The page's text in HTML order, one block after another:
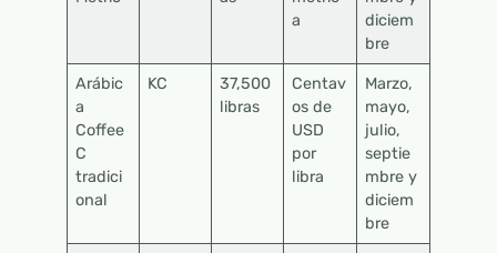
a
diciem
bre
Arábic
a
Coffee
C
tradici
onal
KC
37,500
libras
Centav
os de
USD
por
libra
Marzo,
mayo,
julio,
septie
mbre y
diciem
bre